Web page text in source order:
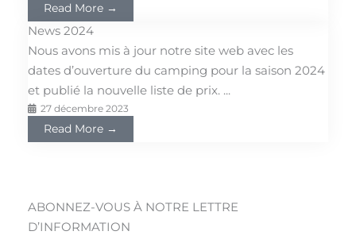
Read More →
News 2024
Nous avons mis à jour notre site web avec les
dates d’ouverture du camping pour la saison 2024
et publié la nouvelle liste de prix. ...
27 décembre 2023
Read More →
ABONNEZ-VOUS À NOTRE LETTRE
D’INFORMATION